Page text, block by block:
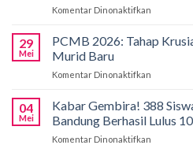
Biology
Kuota
Khusus
Sekolah
Komentar Dinonaktifkan
Semangat
Pancasila
Bandung:
Pancasila
29
Mei
PCMB 2026: Tahap
Murid Baru
Komentar Dinonaktifkan
2026:
Tahap
Krusial
04
Mei
Kabar Gembira! 388
Bandung Berhasil Lulus
Komentar Dinonaktifkan